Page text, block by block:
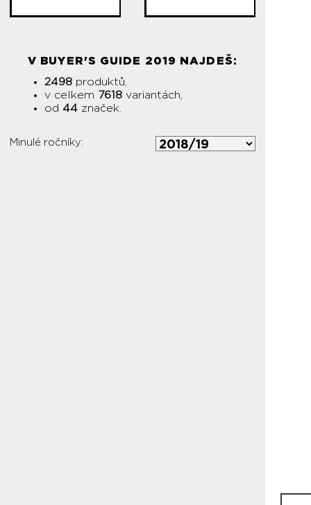
V BUYER'S GUIDE 2019 NAJDEŠ:
2498 produktů,
v celkem 7618 variantách,
od 44 značek.
Minulé ročníky: